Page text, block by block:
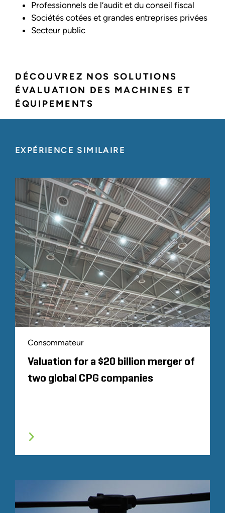
DÉCOUVREZ NOS SOLUTIONS
ÉVALUATION DES MACHINES ET
ÉQUIPEMENTS
Professionnels de l’audit et du conseil fiscal
Sociétés cotées et grandes entreprises privées
Secteur public
EXPÉRIENCE SIMILAIRE
Consommateur
Valuation for a $20 billion merger of
two global CPG companies